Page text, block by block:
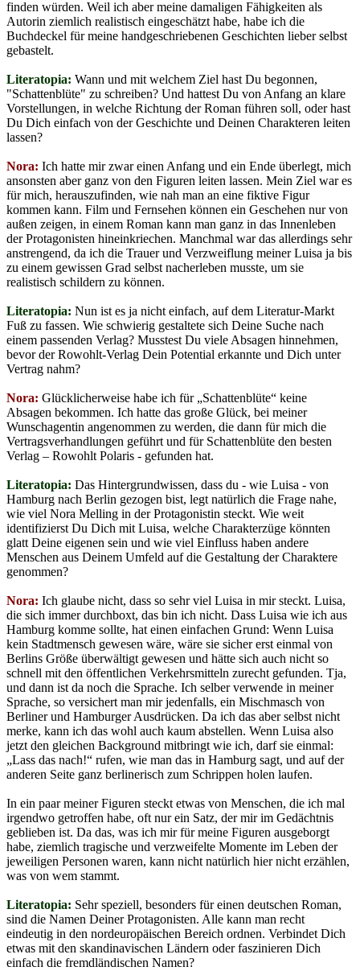
finden würden. Weil ich aber meine damaligen Fähigkeiten als
Autorin ziemlich realistisch eingeschätzt habe, habe ich die
Buchdeckel für meine handgeschriebenen Geschichten lieber selbst
gebastelt.
Literatopia: Wann und mit welchem Ziel hast Du begonnen,
"Schattenblüte" zu schreiben? Und hattest Du von Anfang an klare
Vorstellungen, in welche Richtung der Roman führen soll, oder hast
Du Dich einfach von der Geschichte und Deinen Charakteren leiten
lassen?
Nora: Ich hatte mir zwar einen Anfang und ein Ende überlegt, mich
ansonsten aber ganz von den Figuren leiten lassen. Mein Ziel war es
für mich, herauszufinden, wie nah man an eine fiktive Figur
kommen kann. Film und Fernsehen können ein Geschehen nur von
außen zeigen, in einem Roman kann man ganz in das Innenleben
der Protagonisten hineinkriechen. Manchmal war das allerdings sehr
anstrengend, da ich die Trauer und Verzweiflung meiner Luisa ja bis
zu einem gewissen Grad selbst nacherleben musste, um sie
realistisch schildern zu können.
Literatopia: Nun ist es ja nicht einfach, auf dem Literatur-Markt
Fuß zu fassen. Wie schwierig gestaltete sich Deine Suche nach
einem passenden Verlag? Musstest Du viele Absagen hinnehmen,
bevor der Rowohlt-Verlag Dein Potential erkannte und Dich unter
Vertrag nahm?
Nora: Glücklicherweise habe ich für „Schattenblüte“ keine
Absagen bekommen. Ich hatte das große Glück, bei meiner
Wunschagentin angenommen zu werden, die dann für mich die
Vertragsverhandlungen geführt und für Schattenblüte den besten
Verlag – Rowohlt Polaris - gefunden hat.
Literatopia: Das Hintergrundwissen, dass du - wie Luisa - von
Hamburg nach Berlin gezogen bist, legt natürlich die Frage nahe,
wie viel Nora Melling in der Protagonistin steckt. Wie weit
identifizierst Du Dich mit Luisa, welche Charakterzüge könnten
glatt Deine eigenen sein und wie viel Einfluss haben andere
Menschen aus Deinem Umfeld auf die Gestaltung der Charaktere
genommen?
Nora: Ich glaube nicht, dass so sehr viel Luisa in mir steckt. Luisa,
die sich immer durchboxt, das bin ich nicht. Dass Luisa wie ich aus
Hamburg komme sollte, hat einen einfachen Grund: Wenn Luisa
kein Stadtmensch gewesen wäre, wäre sie sicher erst einmal von
Berlins Größe überwältigt gewesen und hätte sich auch nicht so
schnell mit den öffentlichen Verkehrsmitteln zurecht gefunden. Tja,
und dann ist da noch die Sprache. Ich selber verwende in meiner
Sprache, so versichert man mir jedenfalls, ein Mischmasch von
Berliner und Hamburger Ausdrücken. Da ich das aber selbst nicht
merke, kann ich das wohl auch kaum abstellen. Wenn Luisa also
jetzt den gleichen Background mitbringt wie ich, darf sie einmal:
„Lass das nach!“ rufen, wie man das in Hamburg sagt, und auf der
anderen Seite ganz berlinerisch zum Schrippen holen laufen.
In ein paar meiner Figuren steckt etwas von Menschen, die ich mal
irgendwo getroffen habe, oft nur ein Satz, der mir im Gedächtnis
geblieben ist. Da das, was ich mir für meine Figuren ausgeborgt
habe, ziemlich tragische und verzweifelte Momente im Leben der
jeweiligen Personen waren, kann nicht natürlich hier nicht erzählen,
was von wem stammt.
Literatopia: Sehr speziell, besonders für einen deutschen Roman,
sind die Namen Deiner Protagonisten. Alle kann man recht
eindeutig in den nordeuropäischen Bereich ordnen. Verbindet Dich
etwas mit den skandinavischen Ländern oder faszinieren Dich
einfach die fremdländischen Namen?